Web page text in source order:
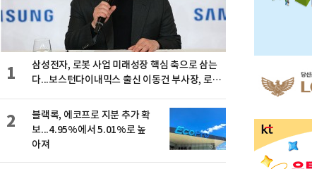
삼성전자, 로봇 사업 미래성장 핵심 축으로 삼는
다...보스턴다이내믹스 출신 이동건 부사장, 로보
1
블랙록, 에코프로 지분 추가 확
보...4.95%에서 5.01%로 높
아져
2